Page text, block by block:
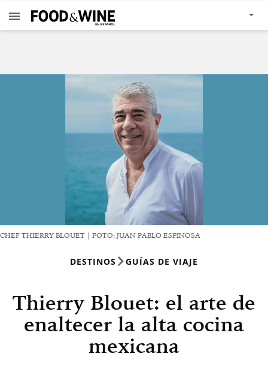
CHEF THIERRY BLOUET | FOTO: JUAN PABLO ESPINOSA
DESTINOS GUÍAS DE VIAJE
Thierry Blouet: el arte de
enaltecer la alta cocina
mexicana